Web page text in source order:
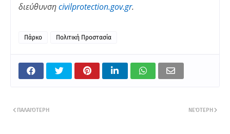
διεύθυνσηcivilprotection.gov.gr.
Πάρκο Πολιτική Προστασία
ΝΕΌΤΕΡΗ
ΠΑΛΑΙΌΤΕΡΗ